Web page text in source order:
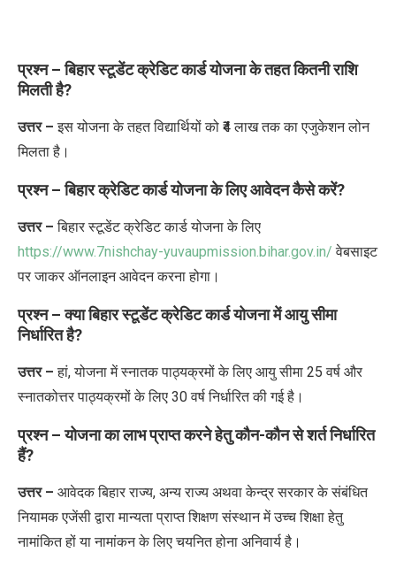
प्रश्न – बिहार स्टूडेंट क्रेडिट कार्ड योजना के तहत कितनी राशि
मिलती है?
उत्तर – इस योजना के तहत विद्यार्थियों को ₹4 लाख तक काएजुकेशन लोन
मिलता है।
प्रश्न – बिहार क्रेडिट कार्ड योजनाके लिए आवेदन कैसे करें?
उत्तर – बिहार स्टूडेंट क्रेडिट कार्ड योजना के लिए
https://www.7nishchay-yuvaupmission.bihar.gov.in/ वेबसाइट
परजाकर ऑनलाइन आवेदन करना होगा।
प्रश्न – क्याबिहार स्टूडेंट क्रेडिट कार्ड योजना में आयु सीमा
निर्धारितहै?
उत्तर – हां, योजना में स्नातक पाठ्यक्रमों के लिए आयु सीमा 25 वर्ष और
स्नातकोत्तर पाठ्यक्रमों के लिए 30 वर्ष निर्धारित की गई है।
प्रश्न – योजना का लाभ प्राप्त करने हेतु कौन-कौन से शर्त निर्धारित
हैं?
उत्तर – आवेदक बिहार राज्य, अन्य राज्य अथवा केन्द्र सरकार के संबंधित
नियामक एजेंसी द्वारा मान्यता प्राप्त शिक्षण संस्थान में उच्च शिक्षा हेतु
नामांकित हों या नामांकन के लिए चयनित होना अनिवार्य है।